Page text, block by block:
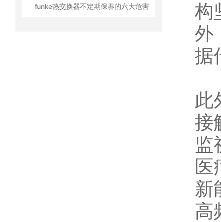
funke热交换器不定期保养的六大危害
构
外
据
此
接
监
医
新
高